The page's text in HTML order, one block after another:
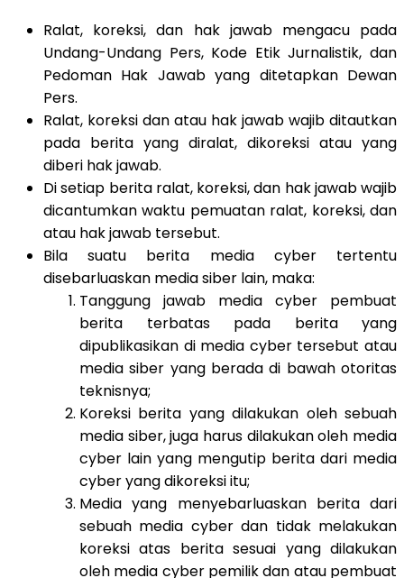
Ralat, koreksi, dan hak jawab mengacu pada
Undang-Undang Pers, Kode Etik Jurnalistik, dan
Pedoman Hak Jawab yang ditetapkan Dewan
Pers.
Ralat, koreksi dan atau hak jawab wajib ditautkan
pada berita yang diralat, dikoreksi atau yang
diberi hak jawab.
Di setiap berita ralat, koreksi, dan hak jawab wajib
dicantumkan waktu pemuatan ralat, koreksi, dan
atau hak jawab tersebut.
Bila suatu berita media cyber tertentu
disebarluaskan media siber lain, maka:
Tanggung jawab media cyber pembuat
berita terbatas pada berita yang
dipublikasikan di media cyber tersebut atau
media siber yang berada di bawah otoritas
teknisnya;
Koreksi berita yang dilakukan oleh sebuah
media siber, juga harus dilakukan oleh media
cyber lain yang mengutip berita dari media
cyber yang dikoreksi itu;
Media yang menyebarluaskan berita dari
sebuah media cyber dan tidak melakukan
koreksi atas berita sesuai yang dilakukan
oleh media cyber pemilik dan atau pembuat